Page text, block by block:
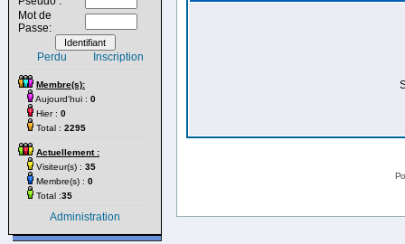
Mot de
Passe:
Perdu Inscription
Membre(s):
Aujourd'hui : 0
Hier : 0
Total : 2295
Actuellement :
Visiteur(s) : 35
Membre(s) : 0
Total :35
Administration